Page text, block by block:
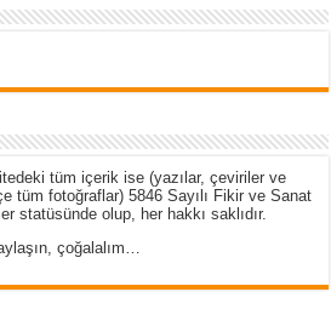
tüm içerik ise (yazılar, çeviriler ve
tüm fotoğraflar) 5846 Sayılı Fikir ve Sanat
statüsünde olup, her hakkı saklıdır.
çoğalalım…